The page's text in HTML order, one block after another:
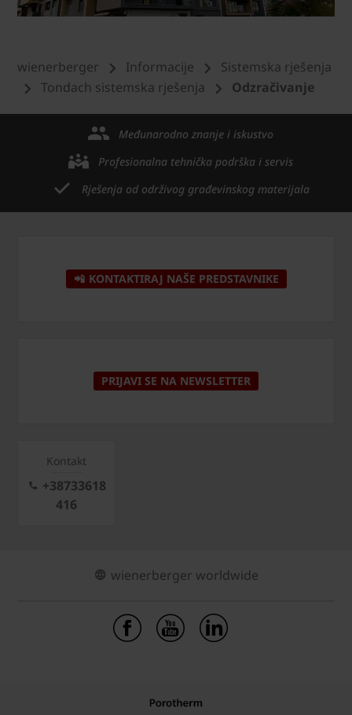
wienerberger Informacije
Sistemska rješenja
Tondach sistemska rješenja
Odzračivanje
Međunarodno znanje i iskustvo
Profesionalna tehnička podrška i servis
Rješenja od održivog građevinskog materijala
📲 KONTAKTIRAJ NAŠE PREDSTAVNIKE
PRIJAVI SE NA NEWSLETTER
Kontakt
+38733618
416
wienerberger worldwide